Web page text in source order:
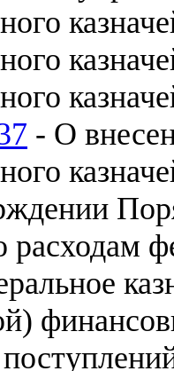
- О
расходам